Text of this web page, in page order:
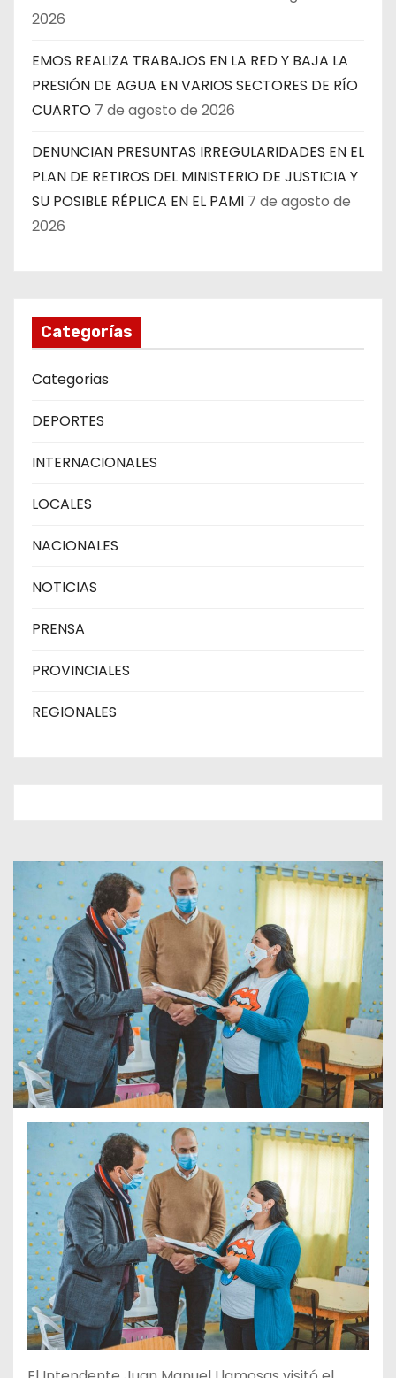
2026
EMOS REALIZA TRABAJOS EN LA RED Y BAJA LA
PRESIÓN DE AGUA EN VARIOS SECTORES DE RÍO
CUARTO 7 de agosto de 2026
DENUNCIAN PRESUNTAS IRREGULARIDADES EN EL
PLAN DE RETIROS DEL MINISTERIO DE JUSTICIA Y
SU POSIBLE RÉPLICA EN EL PAMI 7 de agosto de
2026
Categorías
Categorias
DEPORTES
INTERNACIONALES
LOCALES
NACIONALES
NOTICIAS
PRENSA
PROVINCIALES
REGIONALES